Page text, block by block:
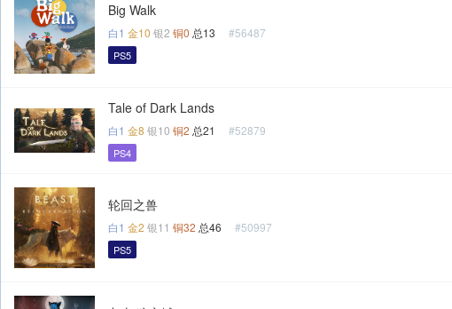
Big Walk
白1 金10 银2 铜0 总13 #56487
PS5
Tale of Dark Lands
白1 金8 银10 铜2 总21 #52879
PS4
轮回之兽
白1 金2 银11 铜32 总46 #50997
PS5